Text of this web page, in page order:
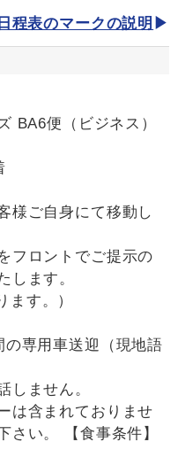
日程表のマークの説明
BA6便（ビジネス）
様ご自身にて移動し
フロントでご提示の
します。
ます。）
専用車送迎（現地語
しません。
は含まれておりませ
さい。 【食事条件】